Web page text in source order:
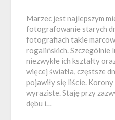
Marzec jest najlepszym
fotografowanie starych
fotografiach takie
rogalińskich. Szczególnie
niezwykłe ich kształty
więcej światła, częstsze
pojawiły się liście.
wyraziste. Staję przy
dębu i…